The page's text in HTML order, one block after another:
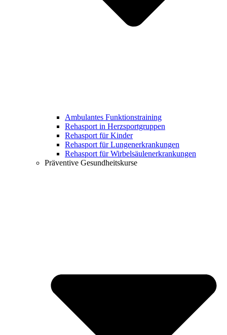
Ambulantes Funktionstraining
Rehasport in Herzsportgruppen
Rehasport für Kinder
Rehasport für Lungenerkrankungen
Rehasport für Wirbelsäulenerkrankungen
Präventive Gesundheitskurse